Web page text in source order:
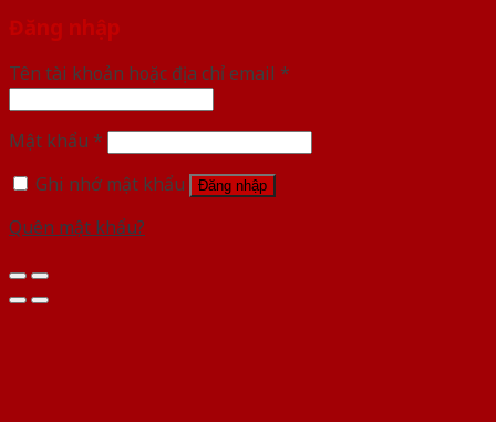
Đăng nhập
Tên tài khoản hoặc địa chỉ email *
Mật khẩu *
Ghi nhớ mật khẩu
Đăng nhập
Quên mật khẩu?